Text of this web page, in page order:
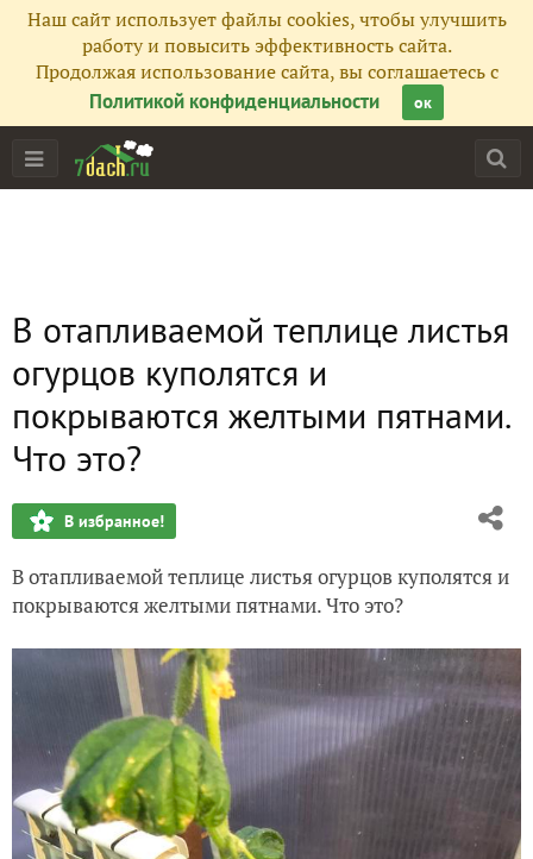
Наш сайт использует файлы cookies, чтобы улучшить
работу и повысить эффективность сайта.
Продолжая использование сайта, вы соглашаетесь с
Политикой конфиденциальности
ок
В отапливаемой теплице листья
огурцов куполятся и
покрываются желтыми пятнами.
Что это?
В избранное!
В отапливаемой теплице листья огурцов куполятся и
покрываются желтыми пятнами. Что это?